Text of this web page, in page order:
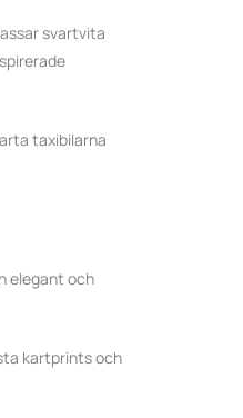
svartvita
taxibilarna
elegant och
kartprints och